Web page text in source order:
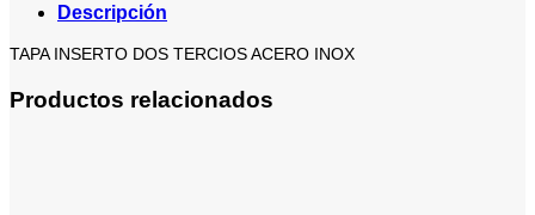
Descripción
TAPA INSERTO DOS TERCIOS ACERO INOX
Productos relacionados